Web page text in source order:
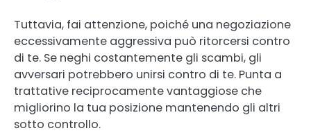
Tuttavia, fai attenzione, poiché una negoziazione
eccessivamente aggressiva può ritorcersi contro
di te. Se neghi costantemente gli scambi, gli
avversari potrebbero unirsi contro di te. Punta a
trattative reciprocamente vantaggiose che
migliorino la tua posizione mantenendo gli altri
sotto controllo.